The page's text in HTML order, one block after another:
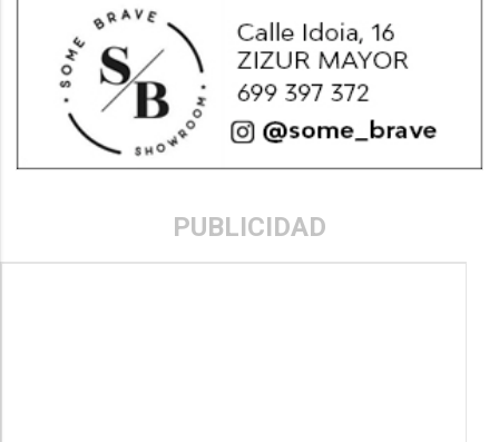
PUBLICIDAD